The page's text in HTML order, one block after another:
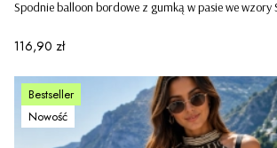
Spodnie balloon bordowe z gumką w pasie we wzory
Cena
116,90 zł
Bestseller
Nowość